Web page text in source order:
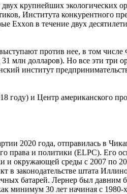
крупнейших
Института конкурентного
Exxon в течение двух
против нее, в том
млн долларов). Но все эти три
институт
и Центр американского
2020 года, отправилась в
права и политики (ELPC). Его
и окружающей среды с 2007 по
штата
батарей. Лернер был
минимум 30 лет начиная с 1980-